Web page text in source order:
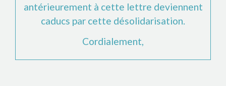
antérieurement à cette lettre deviennent
caducs par cette désolidarisation.
Cordialement,